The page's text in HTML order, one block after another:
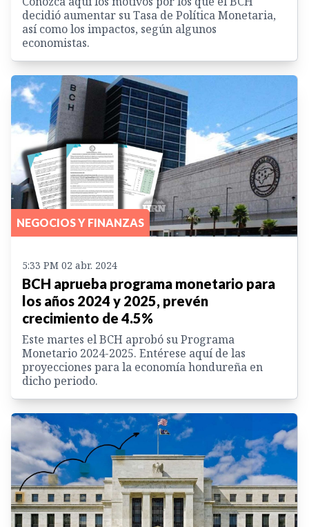
decidió aumentar su Tasa de Política Monetaria,
así como los impactos, según algunos
economistas.
NEGOCIOS Y FINANZAS
5:33 PM 02 abr. 2024
BCH aprueba programa monetario para
los años 2024 y 2025, prevén
crecimiento de 4.5%
Este martes el BCH aprobó su Programa
Monetario 2024-2025. Entérese aquí de las
proyecciones para la economía hondureña en
dicho periodo.